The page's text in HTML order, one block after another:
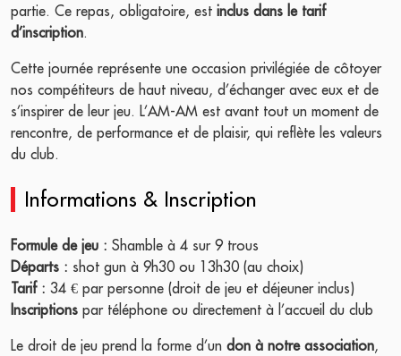
partie. Ce repas, obligatoire, est inclus dans le tarif
d’inscription.
Cette journée représente une occasion privilégiée de côtoyer
nos compétiteurs de haut niveau, d’échanger avec eux et de
s’inspirer de leur jeu. L’AM-AM est avant tout un moment de
rencontre, de performance et de plaisir, qui reflète les valeurs
du club.
Informations & Inscription
Formule de jeu : Shamble à 4 sur 9 trous
Départs : shot gun à 9h30 ou 13h30 (au choix)
Tarif : 34 € par personne (droit de jeu et déjeuner inclus)
Inscriptions par téléphone ou directement à l’accueil du club
Le droit de jeu prend la forme d’un don à notre association,